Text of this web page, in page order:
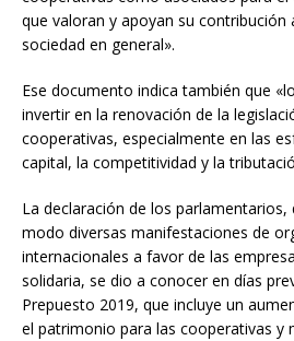
que valoran y apoyan su contribución
sociedad en general».
Ese documento indica también que
invertir en la renovación de la
cooperativas, especialmente en las
capital, la competitividad y la
La declaración de los parlamentarios,
modo diversas manifestaciones de
internacionales a favor de las
solidaria, se dio a conocer en días
Prepuesto 2019, que incluye un
el patrimonio para las cooperativas y